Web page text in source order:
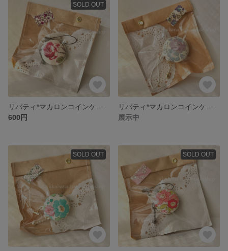
SOLD OUT
600円
展示中
SOLD OUT SOLD OUT